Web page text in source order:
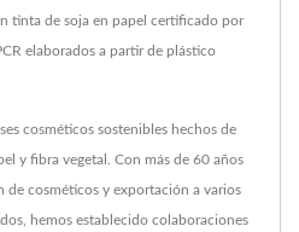
tinta de soja en papel certificado por
elaborados a partir de plástico
cosméticos sostenibles hechos de
y fibra vegetal. Con más de 60 años
de cosméticos y exportación a varios
hemos establecido colaboraciones